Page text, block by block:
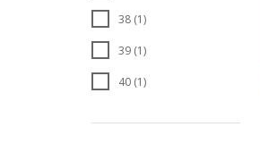
38 (1)
39 (1)
40 (1)